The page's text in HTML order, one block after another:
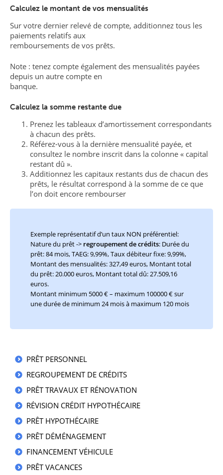
Calculez le montant de vos mensualités
Sur votre dernier relevé de compte, additionnez tous les
paiements relatifs aux
remboursements de vos prêts.
Note : tenez compte également des mensualités payées
depuis un autre compte en
banque.
Calculez la somme restante due
Prenez les tableaux d’amortissement correspondants
à chacun des prêts.
Référez-vous à la dernière mensualité payée, et
consultez le nombre inscrit dans la colonne « capital
restant dû ».
Additionnez les capitaux restants dus de chacun des
prêts, le résultat correspond à la somme de ce que
l’on doit encore rembourser
Exemple représentatif d’un taux NON préférentiel:
Nature du prêt -> regroupement de crédits: Durée du
prêt: 84 mois, TAEG: 9,99%, Taux débiteur fixe: 9,99%,
Montant des mensualités: 327,49 euros, Montant total
du prêt: 20.000 euros, Montant total dû: 27.509,16
euros.
Montant minimum 5000 € – maximum 100000 € sur
une durée de minimum 24 mois à maximum 120 mois
PRÊT PERSONNEL
REGROUPEMENT DE CRÉDITS
PRÊT TRAVAUX ET RÉNOVATION
RÉVISION CRÉDIT HYPOTHÉCAIRE
PRÊT HYPOTHÉCAIRE
PRÊT DÉMÉNAGEMENT
FINANCEMENT VÉHICULE
PRÊT VACANCES